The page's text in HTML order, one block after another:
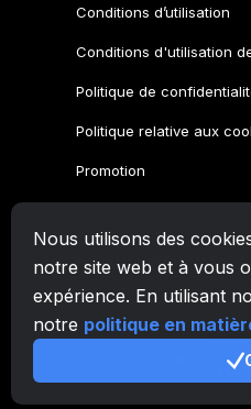
Nous utilisons des
notre site web et à vous
expérience. En utilisant
notre politique en
Conditions d’utilisation
Conditions d'utilisation
Politique de
Politique relative aux
Promotion
Navigateur CryptoTab
CryptoTabpour Android
CryptoTabpour Android
CryptoTabpour Android